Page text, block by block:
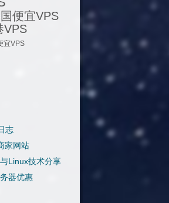
便宜VPS
VPS
宜VPS
志
家网站
Linux技术分享
器优惠